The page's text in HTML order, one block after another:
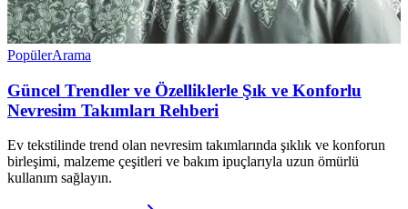
PopülerArama
Güncel Trendler ve Özelliklerle Şık ve Konforlu
Nevresim Takımları Rehberi
Ev tekstilinde trend olan nevresim takımlarında şıklık ve konforun
birleşimi, malzeme çeşitleri ve bakım ipuçlarıyla uzun ömürlü
kullanım sağlayın.